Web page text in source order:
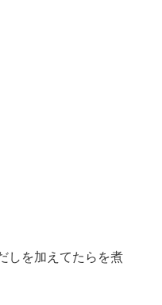
しを加えてたらを煮